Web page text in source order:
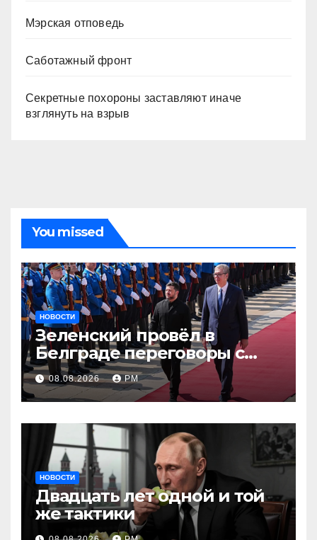
Мэрская отповедь
Саботажный фронт
Секретные похороны заставляют иначе
взглянуть на взрыв
You missed
НОВОСТИ
Зеленский провёл в
Белграде переговоры с
Вучичем
08.08.2026 РМ
НОВОСТИ
Двадцать лет одной и той
же тактики